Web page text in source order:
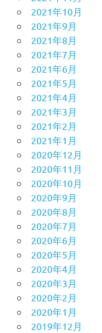
2021年10月
2021年9月
2021年8月
2021年7月
2021年6月
2021年5月
2021年4月
2021年3月
2021年2月
2021年1月
2020年12月
2020年11月
2020年10月
2020年9月
2020年8月
2020年7月
2020年6月
2020年5月
2020年4月
2020年3月
2020年2月
2020年1月
2019年12月